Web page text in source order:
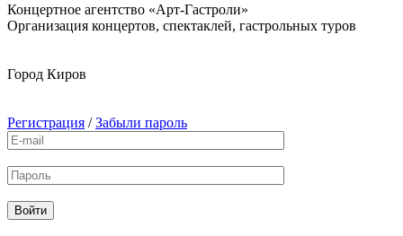
Концертное агентство «Арт-Гастроли»
Организация концертов, спектаклей, гастрольных туров
Город Киров
Регистрация / Забыли пароль